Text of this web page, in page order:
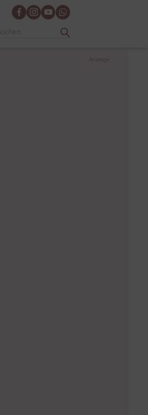
Anzeige